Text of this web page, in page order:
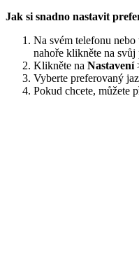
Jak si snadno nastavit
Na svém telefonu
nahoře klikněte na
Klikněte na Nastavení
Vyberte preferovaný
Pokud chcete, můžete